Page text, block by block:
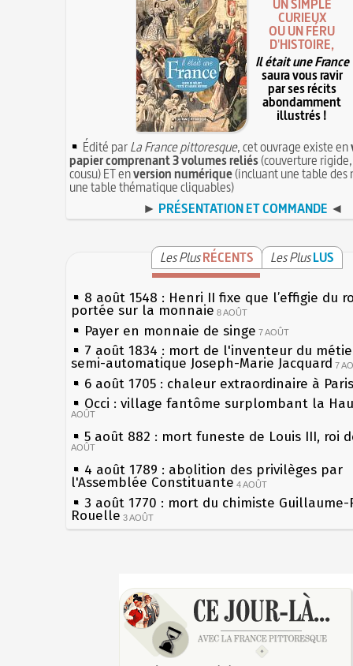
UN SIMPLE
CURIEUX
OU UN FÉRU
D'HISTOIRE,
Il était une France
saura vous ravir
par ses récits
abondamment
illustrés !
Édité parLa France pittoresque, cet ouvrage existe en
papier comprenant 3 volumes reliés(couverture
cousu) ET enversion numérique(incluant une table des
une table thématique cliquables)
► PRÉSENTATION ET COMMANDE ◄
Les PlusRÉCENTS Les PlusLUS
8 août 1548 : Henri II fixe que l’effigie du
portée sur la monnaie 8 AOÛT
Payer en monnaie de singe 7 AOÛT
7 août 1834 : mort de l'inventeur du
semi-automatique Joseph-Marie Jacquard 7
6 août 1705 : chaleur extraordinaire à Paris
Occi : village fantôme surplombant la
AOÛT
5 août 882 : mort funeste de Louis III, roi
AOÛT
4 août 1789 : abolition des privilèges par
l'Assemblée Constituante 4 AOÛT
3 août 1770 : mort du chimiste Guillaume-
Rouelle 3 AOÛT
Musée Jean de La Fontaine : réouverture
1er août 1589 : Henri III est poignardé à
par Jacques Clément, moine jacobin 1ER AOÛT
31 juillet 1899 : décret instaurant les
boîtes aux lettres en fonte de Léon
les siècles
27 mai 1610 : supplice de François
du roi Henri IV
Pierre qui roule n'amasse pas mousse
Qui aime bien châtie bien